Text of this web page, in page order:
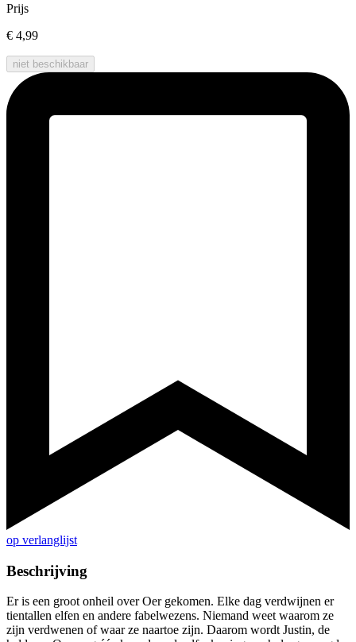
Prijs
€ 4,99
niet beschikbaar
op verlanglijst
Beschrijving
Er is een groot onheil over Oer gekomen. Elke dag verdwijnen er
tientallen elfen en andere fabelwezens. Niemand weet waarom ze
zijn verdwenen of waar ze naartoe zijn. Daarom wordt Justin, de